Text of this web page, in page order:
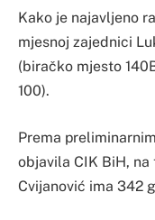
Kako je najavljeno
mjesnoj zajednici
(biračko mjesto
100).
Prema
objavila CIK BiH,
Cvijanović ima 342